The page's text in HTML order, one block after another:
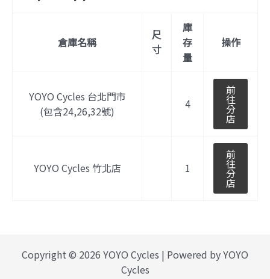
倉庫名稱
尺
寸
庫
存
量
操作
YOYO Cycles 台北門市
(包含24,26,32號)
4
前
往
分
店
YOYO Cycles 竹北店 1
前
往
分
店
Copyright © 2026 YOYO Cycles | Powered by YOYO
Cycles